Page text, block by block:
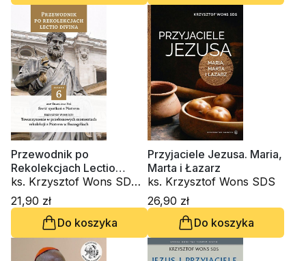
Przewodnik po
Rekolekcjach Lectio
Divina. Zeszyt 6
ks. Krzysztof Wons SDS,
21,90 zł
Do koszyka
Przyjaciele Jezusa. Maria,
Marta i Łazarz
ks. Krzysztof Wons SDS
26,90 zł
Do koszyka